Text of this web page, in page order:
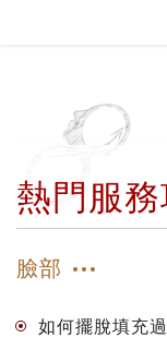
熱門服務
臉部
如何擺脫填充